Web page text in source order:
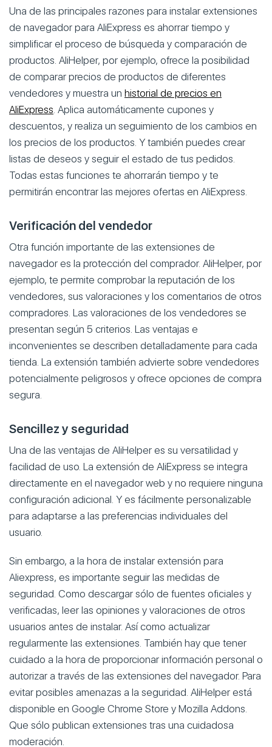
Una de las principales razones para instalar extensiones
de navegador para AliExpress es ahorrar tiempo y
simplificar el proceso de búsqueda y comparación de
productos. AliHelper, por ejemplo, ofrece la posibilidad
de comparar precios de productos de diferentes
vendedores y muestra un historial de precios en
AliExpress. Aplica automáticamente cupones y
descuentos, y realiza un seguimiento de los cambios en
los precios de los productos. Y también puedes crear
listas de deseos y seguir el estado de tus pedidos.
Todas estas funciones te ahorrarán tiempo y te
permitirán encontrar las mejores ofertas en AliExpress.
Verificación del vendedor
Otra función importante de las extensiones de
navegador es la protección del comprador. AliHelper, por
ejemplo, te permite comprobar la reputación de los
vendedores, sus valoraciones y los comentarios de otros
compradores. Las valoraciones de los vendedores se
presentan según 5 criterios. Las ventajas e
inconvenientes se describen detalladamente para cada
tienda. La extensión también advierte sobre vendedores
potencialmente peligrosos y ofrece opciones de compra
segura.
Sencillez y seguridad
Una de las ventajas de AliHelper es su versatilidad y
facilidad de uso. La extensión de AliExpress se integra
directamente en el navegador web y no requiere ninguna
configuración adicional. Y es fácilmente personalizable
para adaptarse a las preferencias individuales del
usuario.
Sin embargo, a la hora de instalar extensión para
Aliexpress, es importante seguir las medidas de
seguridad. Como descargar sólo de fuentes oficiales y
verificadas, leer las opiniones y valoraciones de otros
usuarios antes de instalar. Así como actualizar
regularmente las extensiones. También hay que tener
cuidado a la hora de proporcionar información personal o
autorizar a través de las extensiones del navegador. Para
evitar posibles amenazas a la seguridad. AliHelper está
disponible en Google Chrome Store y Mozilla Addons.
Que sólo publican extensiones tras una cuidadosa
moderación.